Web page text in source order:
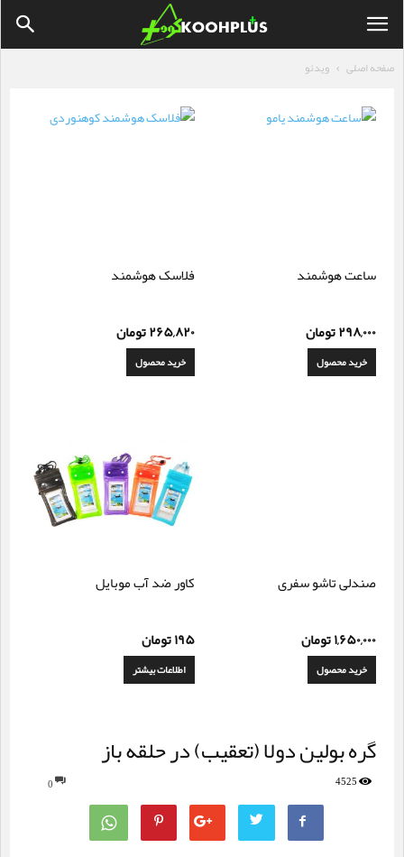
صفحه اصلی ویدئو
ساعت هوشمند
۲۹۸,۰۰۰تومان
خرید محصول
فلاسک هوشمند
۲۶۵,۸۲۰تومان
خرید محصول
صندلی تاشو سفری
۱,۶۵۰,۰۰۰تومان
خرید محصول
کاور ضد آب موبایل
۱۹۵تومان
اطلاعات بیشتر
گره بولین دولا (تعقیب) در حلقه باز
0 4525